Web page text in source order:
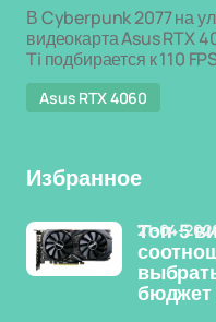
В Cyberpunk 2077 на
видеокарта Asus RTX
Ti подбирается к 110
Asus RTX 4060
Избранное
Топ-5
бюджет
21-04-